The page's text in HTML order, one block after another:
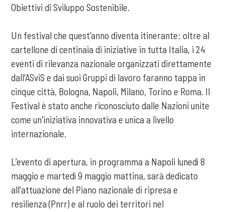
Obiettivi di Sviluppo Sostenibile.
Un festival che quest’anno diventa itinerante: oltre al
cartellone di centinaia di iniziative in tutta Italia, i 24
eventi di rilevanza nazionale organizzati direttamente
dall'ASviS e dai suoi Gruppi di lavoro faranno tappa in
cinque città, Bologna, Napoli, Milano, Torino e Roma. Il
Festival è stato anche riconosciuto dalle Nazioni unite
come un'iniziativa innovativa e unica a livello
internazionale.
L’evento di apertura, in programma a Napoli lunedì 8
maggio e martedì 9 maggio mattina, sarà dedicato
all'attuazione del Piano nazionale di ripresa e
resilienza (Pnrr) e al ruolo dei territori nel